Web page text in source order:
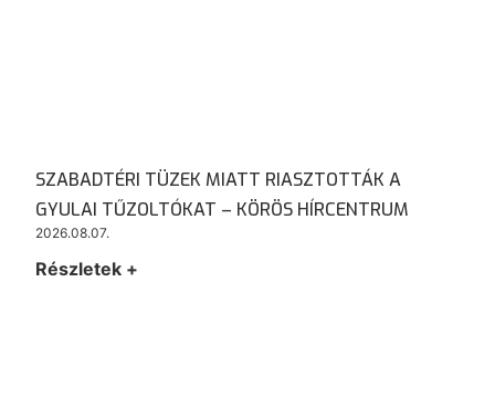
SZABADTÉRI TÜZEK MIATT RIASZTOTTÁK A
GYULAI TŰZOLTÓKAT – KÖRÖS HÍRCENTRUM
2026.08.07.
Részletek +